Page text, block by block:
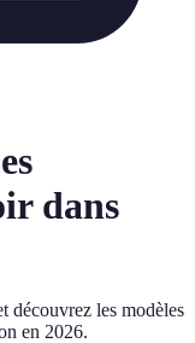
dans
découvrez les modèles
en 2026.